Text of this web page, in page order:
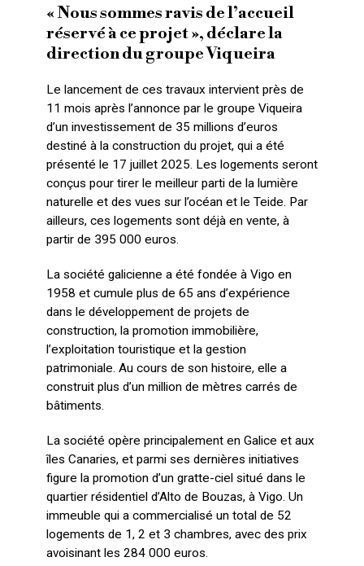
« Nous sommes ravis de l’accueil
réservé à ce projet », déclare la
direction du groupe Viqueira
Le lancement de ces travaux intervient près de
11 mois après l’annonce par le groupe Viqueira
d’un investissement de 35 millions d’euros
destiné à la construction du projet, qui a été
présenté le 17 juillet 2025. Les logements seront
conçus pour tirer le meilleur parti de la lumière
naturelle et des vues sur l’océan et le Teide. Par
ailleurs, ces logements sont déjà en vente, à
partir de 395 000 euros.
La société galicienne a été fondée à Vigo en
1958 et cumule plus de 65 ans d’expérience
dans le développement de projets de
construction, la promotion immobilière,
l’exploitation touristique et la gestion
patrimoniale. Au cours de son histoire, elle a
construit plus d’un million de mètres carrés de
bâtiments.
La société opère principalement en Galice et aux
îles Canaries, et parmi ses dernières initiatives
figure la promotion d’un gratte-ciel situé dans le
quartier résidentiel d’Alto de Bouzas, à Vigo. Un
immeuble qui a commercialisé un total de 52
logements de 1, 2 et 3 chambres, avec des prix
avoisinant les 284 000 euros.